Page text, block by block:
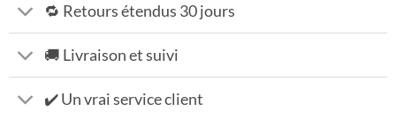
🔁 Retours étendus 30 jours
🚚 Livraison et suivi
✔️ Un vrai service client